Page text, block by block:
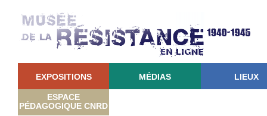
EXPOSITIONS MÉDIAS LIEUX
ESPACE
PÉDAGOGIQUE CNRD